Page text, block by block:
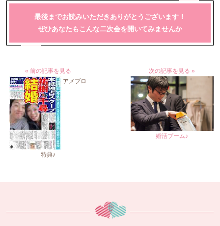
最後までお読みいただきありがとうございます！
ぜひあなたもこんな二次会を開いてみませんか
« 前の記事を見る
アメブロ
特典♪
次の記事を見る »
婚活ブーム♪